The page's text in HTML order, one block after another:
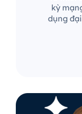
kỳ
dụng